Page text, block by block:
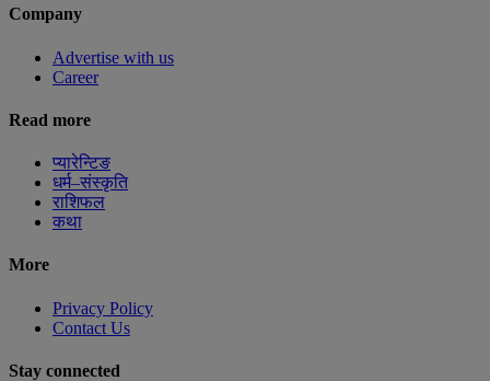
Company
Advertise with us
Career
Read more
प्यारेन्टिङ
धर्म–संस्कृति
राशिफल
कथा
More
Privacy Policy
Contact Us
Stay connected